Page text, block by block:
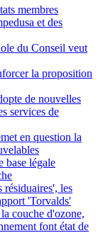
membres
et des
du Conseil veut
la proposition
de nouvelles
services de
en question la
base légale
les
'Torvalds'
couche d'ozone,
font état de